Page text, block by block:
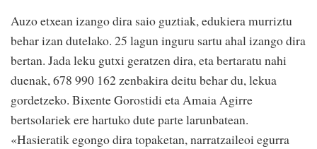
Auzo etxean izango dira saio guztiak, edukiera murriztu
behar izan dutelako. 25 lagun inguru sartu ahal izango dira
bertan. Jada leku gutxi geratzen dira, eta bertaratu nahi
duenak, 678 990 162 zenbakira deitu behar du, lekua
gordetzeko. Bixente Gorostidi eta Amaia Agirre
bertsolariek ere hartuko dute parte larunbatean.
«Hasieratik egongo dira topaketan, narratzaileoi egurra